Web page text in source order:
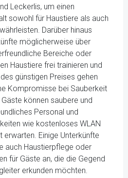
Leckerlis, um einen
sowohl für Haustiere als auch
Darüber hinaus
möglicherweise über
Bereiche oder
Haustiere frei trainieren und
günstigen Preises gehen
Kompromisse bei Sauberkeit
können saubere und
Personal und
wie kostenloses WLAN
erwarten. Einige Unterkünfte
auch Haustierpflege oder
für Gäste an, die die Gegend
erkunden möchten.